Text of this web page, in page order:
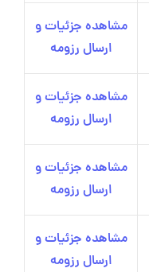
مشاهده جزئیات و
ارسال رزومه
مشاهده جزئیات و
ارسال رزومه
مشاهده جزئیات و
ارسال رزومه
مشاهده جزئیات و
ارسال رزومه